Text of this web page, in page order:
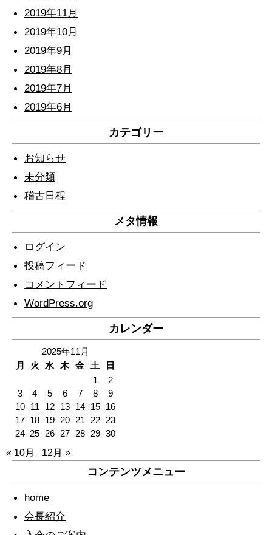
2019年11月
2019年10月
2019年9月
2019年8月
2019年7月
2019年6月
カテゴリー
お知らせ
未分類
稽古日程
メタ情報
ログイン
投稿フィード
コメントフィード
WordPress.org
カレンダー
2025年11月
月
火 水 木 金 土
日
1
2
3
4 5 6 7 8
9
10
11 12 13 14 15
16
17 18 19 20 21 22
23
24 25 26 27 28 29 30
« 10月 12月 »
コンテンツメニュー
home
会長紹介